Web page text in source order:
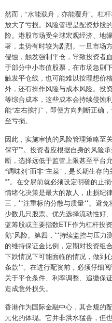
然而，“水能载舟，亦能覆舟”。杠
放大了亏损。风险管理是配资炒股
险。港股市场受全球宏观经济、地
著，走势有时较为剧烈。一旦市场
侵蚀，触发强制平仓，导致投资者
于部分中小市值股票，在市场急剧
触发平仓线，也可能难以按理想价
外，还有操作风险与成本风险。投
等综合成本，这些成本会持续侵蚀
能“左右挨打”，即便方向判断正确
至亏损。
因此，实施审慎的风险管理策略至
保守**。投资者应根据自身的风险
断，选择远低于监管上限甚至平台
“调味剂”而非“主菜”，是长期生存
**。在交易前就必须设定明确的止
情绪化决策是最大的敌人，止损纪
三，**注重标的分散与质量**。避
少数几只股票。优先选择流动性好
蓝筹股或主要指数ETF作为杠杆投
鹅”风险。第四，**持续监控与压力
的维持保证金比例，定期对投资组
下跌情况下可能面临的情况，做到
条款**。在进行配资前，必须仔细
关于平仓条件、利率调整、追缴保
造成意外损失。
香港作为国际金融中心，其合规的
元化的体现。它并非洪水猛兽，但